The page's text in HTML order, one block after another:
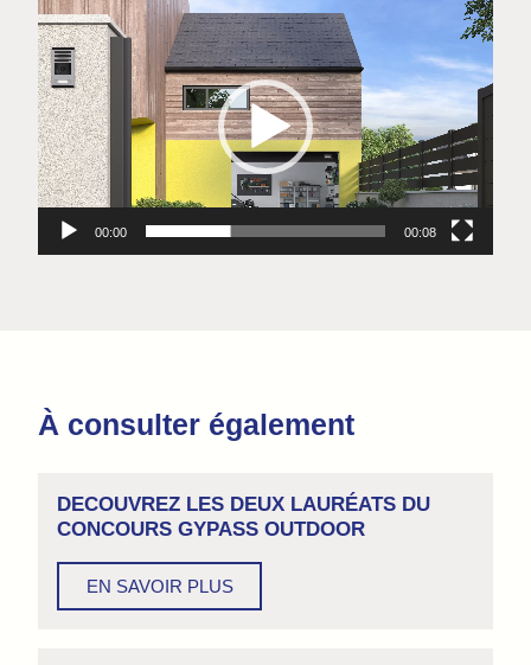
Lecteur
vidéo
00:00 00:08
À consulter également
DECOUVREZ LES DEUX LAURÉATS DU
CONCOURS GYPASS OUTDOOR
EN SAVOIR PLUS